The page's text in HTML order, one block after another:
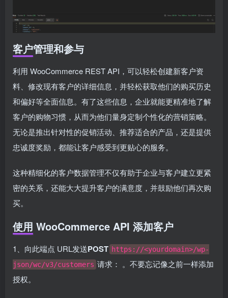
客户管理和参与
利用 WooCommerce REST API，可以轻松创建新客户资
料、修改现有客户的详细信息，并轻松获取他们的购买历史
和偏好等全面信息。有了这些信息，企业就能更精准地了解
客户的购物习惯，从而为他们量身定制个性化的营销策略。
无论是推出针对性的促销活动、推荐适合的产品，还是提供
忠诚度奖励，都能让客户感受到更贴心的服务。
这种精细化的客户数据管理不仅有助于企业与客户建立更紧
密的关系，还能大大提升客户的满意度，并鼓励他们再次购
买。
使用 WooCommerce API 添加客户
1、向此端点 URL发送POST https://<yourdomain>/wp-
json/wc/v3/customers 请求： 。不要忘记像之前一样添加
授权。